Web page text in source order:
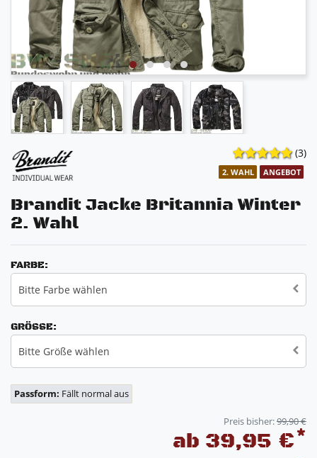
(3)
2. WAHL ANGEBOT
Brandit Jacke Britannia Winter
2. Wahl
FARBE:
Bitte Farbe wählen
GRÖSSE:
Bitte Größe wählen
Passform: Fällt normal aus
Preis bisher:99,90 €
ab 39,95 €*